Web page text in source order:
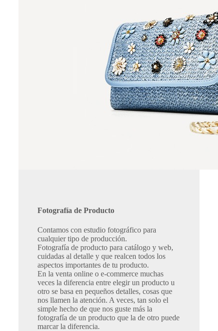
Fotografía de Producto
Contamos con estudio fotográfico para
cualquier tipo de producción.
Fotografía de producto para catálogo y web,
cuidadas al detalle y que realcen todos los
aspectos importantes de tu producto.
En la venta online o e-commerce muchas
veces la diferencia entre elegir un producto u
otro se basa en pequeños detalles, cosas que
nos llamen la atención. A veces, tan solo el
simple hecho de que nos guste más la
fotografía de un producto que la de otro puede
marcar la diferencia.